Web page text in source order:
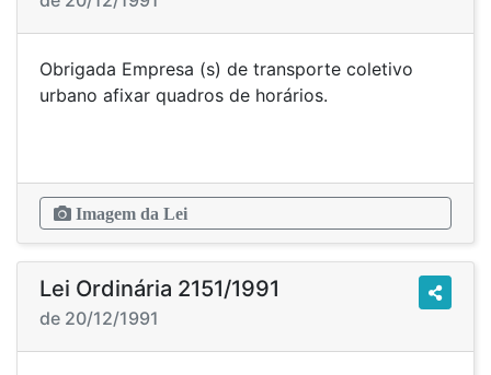
Obrigada Empresa (s) de transporte coletivo
urbano afixar quadros de horários.
Imagem da Lei
Lei Ordinária 2151/1991
de 20/12/1991